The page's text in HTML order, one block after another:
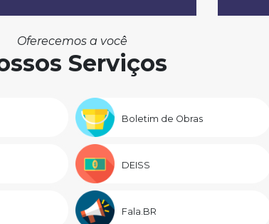
Oferecemos a você
Serviços
Boletim de Obras
DEISS
Fala.BR